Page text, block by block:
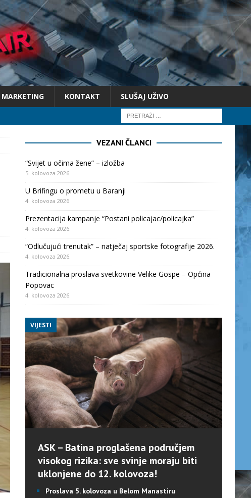
MARKETING KONTAKT SLUŠAJ UŽIVO
VEZANI ČLANCI
“Svijet u očima žene” – izložba
5. kolovoza 2026.
U Brifingu o prometu u Baranji
4. kolovoza 2026.
Prezentacija kampanje “Postani policajac/policajka”
4. kolovoza 2026.
“Odlučujući trenutak” – natječaj sportske fotografije 2026.
4. kolovoza 2026.
Tradicionalna proslava svetkovine Velike Gospe – Općina
Popovac
4. kolovoza 2026.
VIJESTI
ASK – Batina proglašena područjem
visokog rizika: sve svinje moraju biti
uklonjene do 12. kolovoza!
Proslava 5. kolovoza u Belom Manastiru